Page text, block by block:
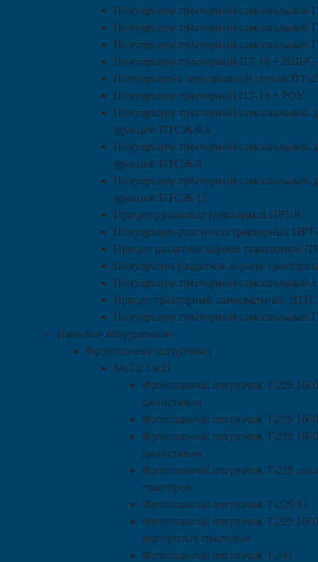
Полуприцеп тракторный самосвальный
Полуприцеп тракторный самосвальный
Полуприцеп тракторный самосвальный
Полуприцеп тракторный ПТ-18 +
Полуприцеп с передвижной стеной ПТ-
Полуприцеп тракторный ПТ-18 + РОУ
Полуприцеп тракторный самосвальный
фракций ПТСЖ-6,5
Полуприцеп тракторный самосвальный
фракций ПТСЖ-9
Полуприцеп тракторный самосвальный
фракций ПТСЖ-12
Прицеп-рулоновоз тракторный ПРТ-8
Полуприцеп-рулоновоз тракторный
Прицеп раздатчик кормов тракторный
Полуприцеп раздатчик кормов
Полуприцеп тракторный самосвальный
Прицеп тракторный самосвальный
Полуприцеп тракторный самосвальный
Навесное оборудование
Фронтальные погрузчики
MeTal FacH
Фронтальный погрузчик T-229
джойстиком
Фронтальный погрузчик T-229
Фронтальный погрузчик T-229
джойстиком
Фронтальный погрузчик T-229
тракторов
Фронтальный погрузчик Т-229 SL
Фронтальный погрузчик T-229
импортных тракторов
Фронтальный погрузчик T-241